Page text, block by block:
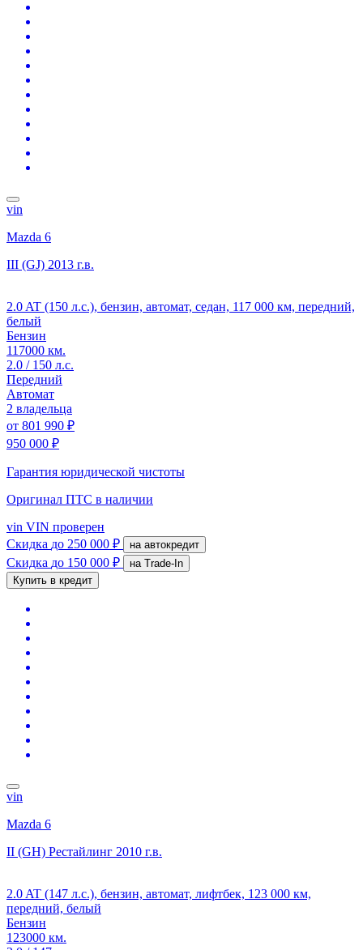
vin
Mazda 6
III (GJ) 2013 г.в.
2.0 AT (150 л.с.), бензин, автомат, седан, 117 000 км, передний,
белый
Бензин
117000 км.
2.0 / 150 л.с.
Передний
Автомат
2 владельца
от 801 990 ₽
950 000 ₽
Гарантия юридической чистоты
Оригинал ПТС в наличии
vin VIN проверен
Скидка до 250 000 ₽ на автокредит
Скидка до 150 000 ₽
на Trade-In
Купить в кредит
vin
Mazda 6
II (GH) Рестайлинг 2010 г.в.
2.0 AT (147 л.с.), бензин, автомат, лифтбек, 123 000 км,
передний, белый
Бензин
123000 км.